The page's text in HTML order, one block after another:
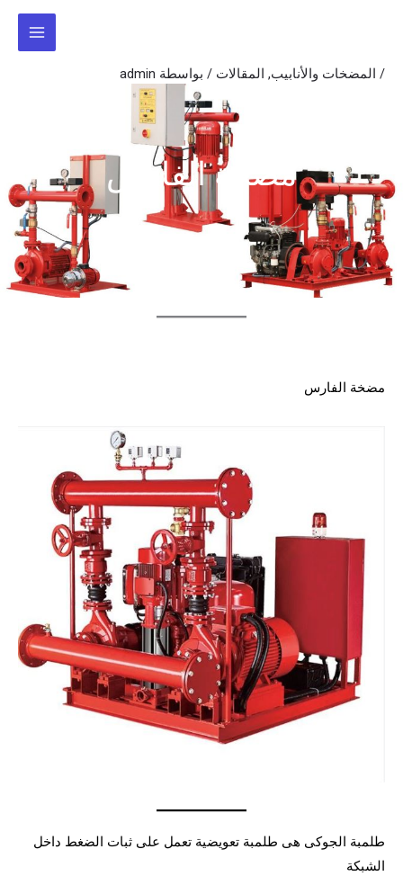
/ المضخات والأنابيب, المقالات / بواسطة admin
مضخة الفارس
مضخة الفارس
طلمبة الجوكى هى طلمبة تعويضية تعمل على ثبات الضغط داخل
الشبكة